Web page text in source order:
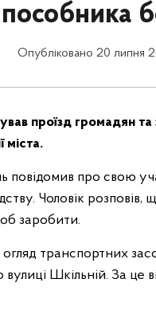
пособника
Опубліковано 20 липня
проїзд громадян
міста.
повідомив про свою
Чоловік розповів,
заробити.
транспортних
вулиці Шкільній. За це